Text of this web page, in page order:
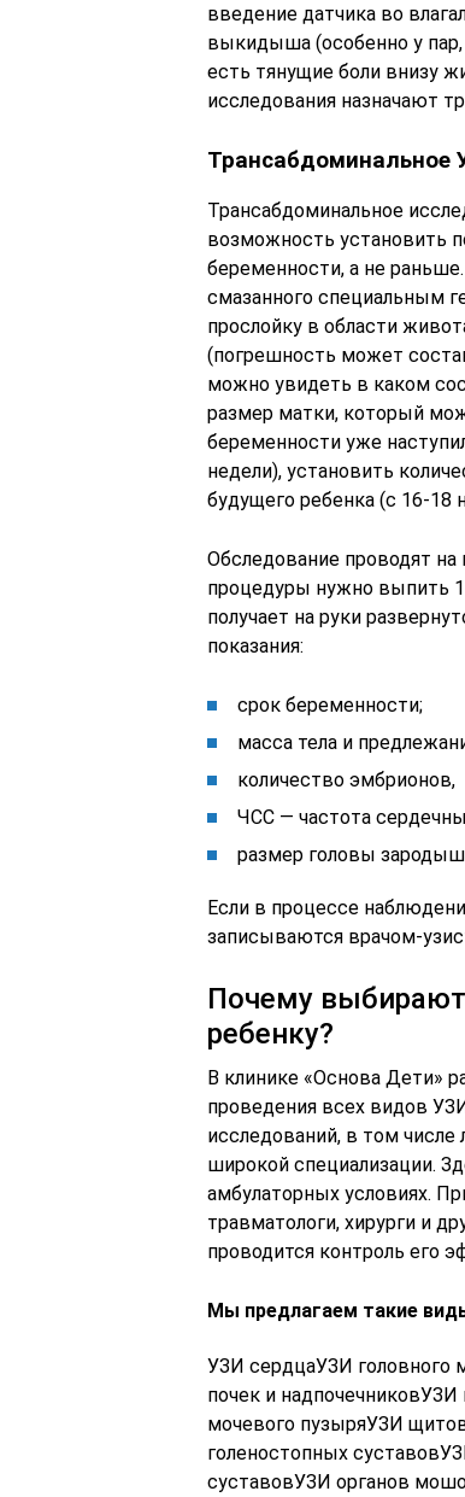
введение датчика во
выкидыша (особенно у
есть тянущие боли внизу
исследования назначают
Трансабдоминальное
Трансабдоминальное
возможность установить
беременности, а не
смазанного специальным
прослойку в области
(погрешность может
можно увидеть в каком
размер матки, который
беременности уже
недели), установить
будущего ребенка (с 16-18
Обследование проводят
процедуры нужно выпить
получает на руки
показания:
срок беременности;
масса тела и
количество эмбрионов,
ЧСС — частота
размер головы
Если в процессе
записываются врачом-
Почему
ребенку?
В клинике «Основа Дети»
проведения всех видов
исследований, в том числе
широкой специализации.
амбулаторных условиях.
травматологи, хирурги и
проводится контроль его
Мы предлагаем такие
УЗИ сердцаУЗИ головного
почек и
мочевого пузыряУЗИ
голеностопных
суставовУЗИ органов